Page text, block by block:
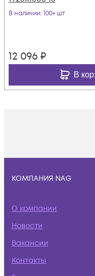
В наличии: 100+ шт
12 096 ₽
В
КОМПАНИЯ NAG
О компании
Новости
Вакансии
Контакты